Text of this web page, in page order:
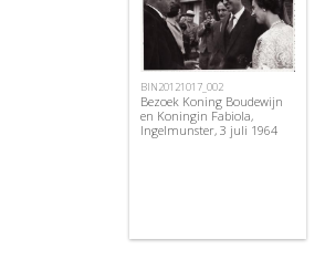
BIN20121017_002
Bezoek Koning Boudewijn
en Koningin Fabiola,
Ingelmunster, 3 juli 1964